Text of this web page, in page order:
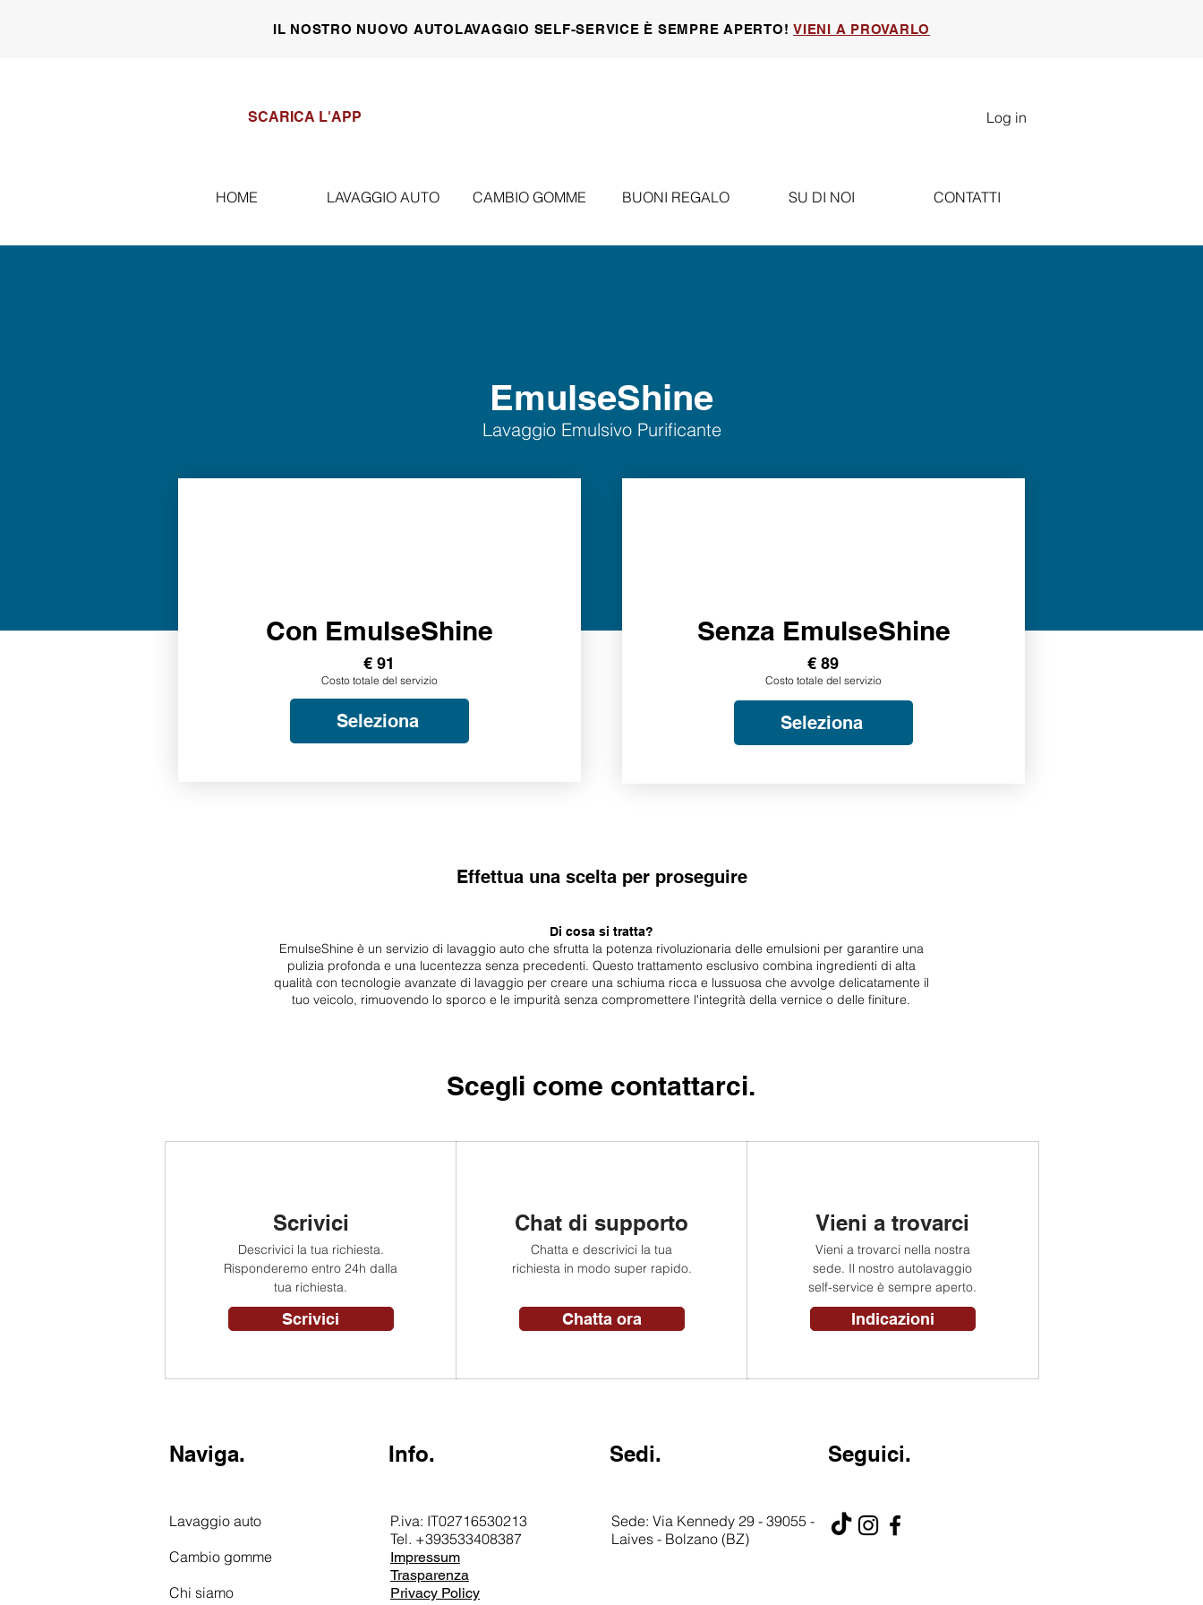
IL NOSTRO NUOVO AUTOLAVAGGIO SELF-SERVICE È SEMPRE APERTO! VIENI A PROVARLO
HOME LAVAGGIO AUTO CAMBIO GOMME BUONI REGALO SU DI NOI CONTATTI
EmulseShine
Lavaggio Emulsivo Purificante
Con EmulseShine
€ 91
Costo totale del servizio
Seleziona
Senza EmulseShine
Costo totale del servizio
€ 89
Seleziona
Effettua una scelta per proseguire
Di cosa si tratta?
EmulseShine è un servizio di lavaggio auto che sfrutta la potenza rivoluzionaria delle emulsioni per garantire una
pulizia profonda e una lucentezza senza precedenti. Questo trattamento esclusivo combina ingredienti di alta
qualità con tecnologie avanzate di lavaggio per creare una schiuma ricca e lussuosa che avvolge delicatamente il
tuo veicolo, rimuovendo lo sporco e le impurità senza compromettere l'integrità della vernice o delle finiture.
Log in
SCARICA L'APP
Scegli come contattarci.
Scrivici
Descrivici la tua richiesta.
Risponderemo entro 24h dalla
tua richiesta.
Scrivici
Chat di supporto
Chatta e descrivici la tua
richiesta in modo super rapido.
Chatta ora
Vieni a trovarci
Vieni a trovarci nella nostra
sede. Il nostro autolavaggio
self-service è sempre aperto.
Indicazioni
Naviga. Info. Sedi. Seguici.
Lavaggio auto
Cambio gomme
Chi siamo
P.iva: IT02716530213
Tel. +393533408387
Impressum
Trasparenza
Privacy Policy
Sede: Via Kennedy 29 - 39055 -
Laives - Bolzano (BZ)